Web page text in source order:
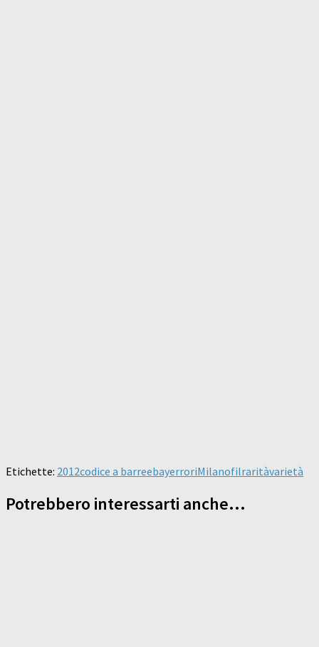
Etichette: 2012codice a barreebayerroriMilanofilraritàvarietà
Potrebbero interessarti anche...